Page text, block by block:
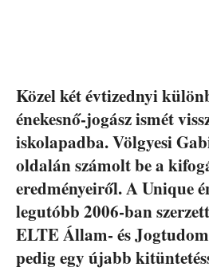
Közel két évtizednyi
énekesnő-jogász ismét
iskolapadba. Völgyesi
oldalán számolt be a
eredményeiről. A Unique
legutóbb 2006-ban
ELTE Állam- és
pedig egy újabb